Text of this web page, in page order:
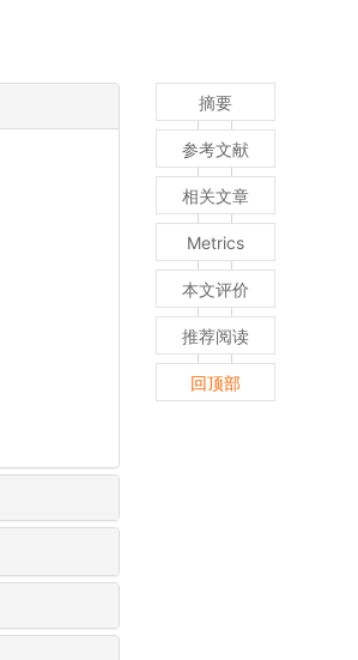
摘要
参考文献
相关文章
Metrics
本文评价
推荐阅读
回顶部